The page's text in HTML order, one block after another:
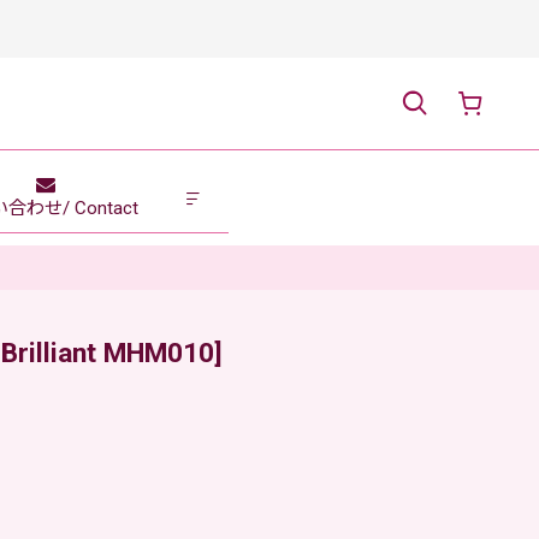
合わせ/ Contact
MHM010]